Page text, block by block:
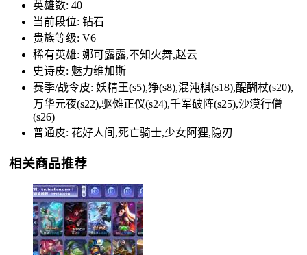
英雄数: 40
当前段位: 钻石
贵族等级: V6
稀有英雄: 娜可露露,不知火舞,赵云
史诗皮: 魅力维加斯
赛季/战令皮: 妖精王(s5),狰(s8),混沌棋(s18),醍醐杖(s20),
万华元夜(s22),驱傩正仪(s24),千军破阵(s25),沙漠行僧
(s26)
普通皮: 花好人间,死亡骑士,少女阿狸,隐刃
相关商品推荐